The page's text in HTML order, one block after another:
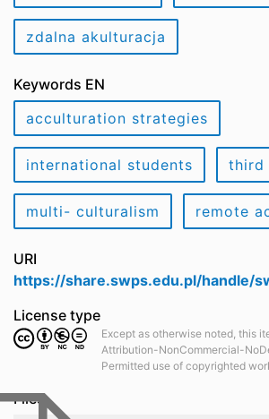
zdalna akulturacja
Keywords EN
acculturation strategies
international students third
multi- culturalism remote
URI
https://share.swps.edu.pl/handle/
License type
Except as otherwise noted, this
Attribution-NonCommercial-
Permitted use of copyrighted
Files